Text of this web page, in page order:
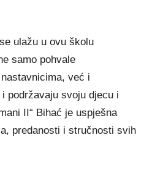
ulažu u ovu školu
samo pohvale
već i
podržavaju svoju djecu i
II“ Bihać je uspješna
predanosti i stručnosti svih